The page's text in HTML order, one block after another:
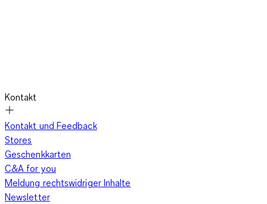
Kontakt
Kontakt und Feedback
Stores
Geschenkkarten
C&A for you
Meldung rechtswidriger Inhalte
Newsletter